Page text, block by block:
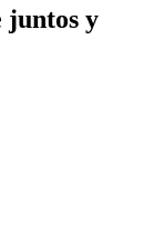
juntos y